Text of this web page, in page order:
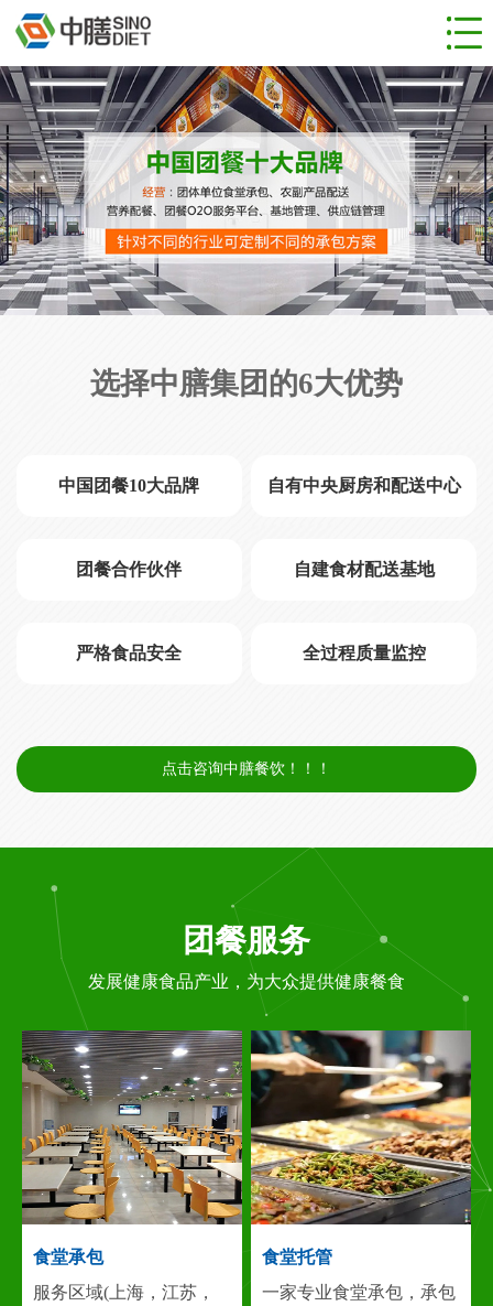
网站首页
食堂管理
团餐服务
成功案例
新闻动态
人才招聘
关于公司
选择中膳集团的6大优势
中国团餐10大品牌 自有中央厨房和配送中心
团餐合作伙伴 自建食材配送基地
严格食品安全 全过程质量监控
点击咨询中膳餐饮！！！
团餐服务
发展健康食品产业，为大众提供健康餐食
食堂承包
服务区域(上海，江苏，
食堂托管
一家专业食堂承包，承包